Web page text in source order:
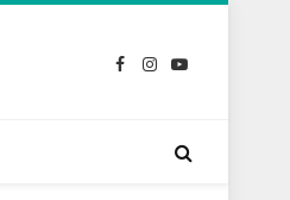
Facebook
Instagram
YouTube